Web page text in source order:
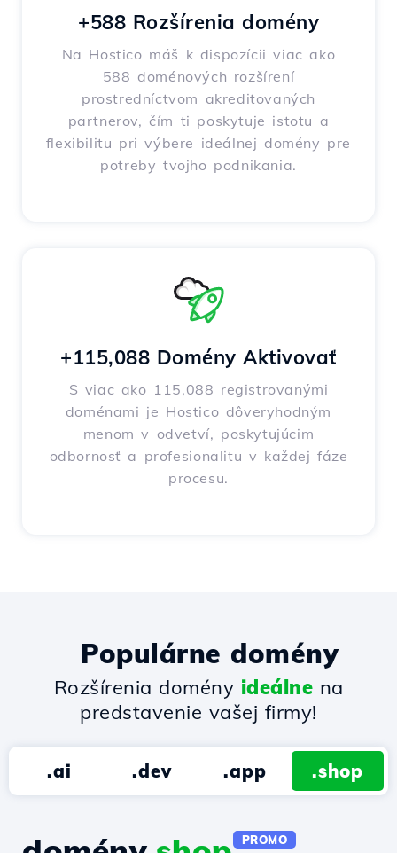
+588 Rozšírenia domény
Na Hostico máš k dispozícii viac ako
588 doménových rozšírení
prostredníctvom akreditovaných
partnerov, čím ti poskytuje istotu a
flexibilitu pri výbere ideálnej domény pre
potreby tvojho podnikania.
+115,088 Domény Aktivovať
S viac ako 115,088 registrovanými
doménami je Hostico dôveryhodným
menom v odvetví, poskytujúcim
odbornosť a profesionalitu v každej fáze
procesu.
Populárne domény
Rozšírenia domény ideálne na
predstavenie vašej firmy!
.ai .dev .app .shop
PROMO